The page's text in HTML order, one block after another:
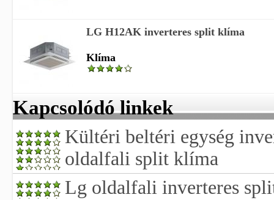
LG H12AK inverteres split klíma
Klíma
Kapcsolódó linkek
Kültéri beltéri egység
oldalfali split klíma
Lg oldalfali inverteres